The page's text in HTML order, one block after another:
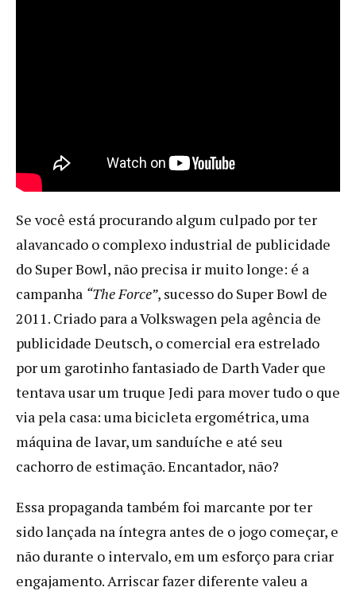
Se você está procurando algum culpado por ter
alavancado o complexo industrial de publicidade
do Super Bowl, não precisa ir muito longe: é a
campanha “The Force”, sucesso do Super Bowl de
2011. Criado para a Volkswagen pela agência de
publicidade Deutsch, o comercial era estrelado
por um garotinho fantasiado de Darth Vader que
tentava usar um truque Jedi para mover tudo o que
via pela casa: uma bicicleta ergométrica, uma
máquina de lavar, um sanduíche e até seu
cachorro de estimação. Encantador, não?
Essa propaganda também foi marcante por ter
sido lançada na íntegra antes de o jogo começar, e
não durante o intervalo, em um esforço para criar
engajamento. Arriscar fazer diferente valeu a